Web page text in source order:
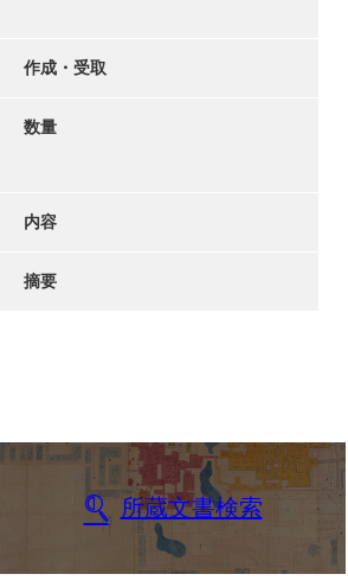
作成・受取
数量
内容
摘要
所蔵文書検索